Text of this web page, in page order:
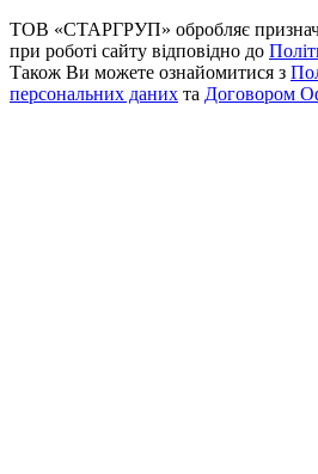
ТОВ «СТАРГРУП» обробляє
при роботі сайту відповідно до
Також Ви можете ознайомитися з
персональних даних та Договором